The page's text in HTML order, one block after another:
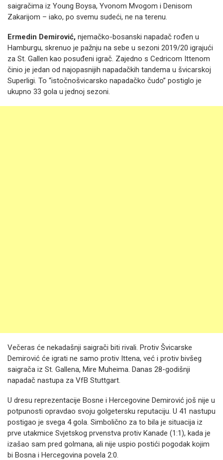
saigračima iz Young Boysa, Yvonom Mvogom i Denisom
Zakarijom – iako, po svemu sudeći, ne na terenu.
Ermedin Demirović, njemačko-bosanski napadač rođen u
Hamburgu, skrenuo je pažnju na sebe u sezoni 2019/20 igrajući
za St. Gallen kao posuđeni igrač. Zajedno s Cedricom Ittenom
činio je jedan od najopasnijih napadačkih tandema u švicarskoj
Superligi. To “istočnošvicarsko napadačko čudo” postiglo je
ukupno 33 gola u jednoj sezoni.
Večeras će nekadašnji saigrači biti rivali. Protiv Švicarske
Demirović će igrati ne samo protiv Ittena, već i protiv bivšeg
saigrača iz St. Gallena, Mire Muheima. Danas 28-godišnji
napadač nastupa za VfB Stuttgart.
U dresu reprezentacije Bosne i Hercegovine Demirović još nije u
potpunosti opravdao svoju golgetersku reputaciju. U 41 nastupu
postigao je svega 4 gola. Simbolično za to bila je situacija iz
prve utakmice Svjetskog prvenstva protiv Kanade (1:1), kada je
izašao sam pred golmana, ali nije uspio postići pogodak kojim
bi Bosna i Hercegovina povela 2:0.